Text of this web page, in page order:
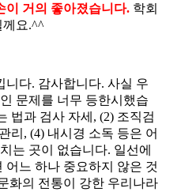
이 거의 좋아졌습니다. 학회
께요.^^
니다. 감사합니다. 사실 우
문제를 너무 등한시했습
법과 검사 자세, (2) 조직검
리, (4) 내시경 소독 등은 어
는 곳이 없습니다. 일선에
어느 하나 중요하지 않은 것
화의 전통이 강한 우리나라